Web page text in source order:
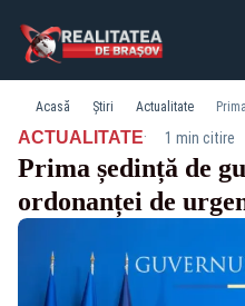
Acasă Știri Actualitate
ACTUALITATE· 1 min citire
Prima ședință de
ordonanței de